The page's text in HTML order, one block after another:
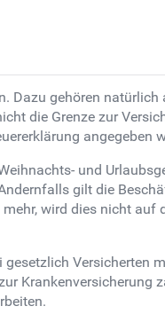
gehören
die Grenze zur
angegeben
und
gilt die
wird dies nicht auf
Versicherten
Krankenversicherung